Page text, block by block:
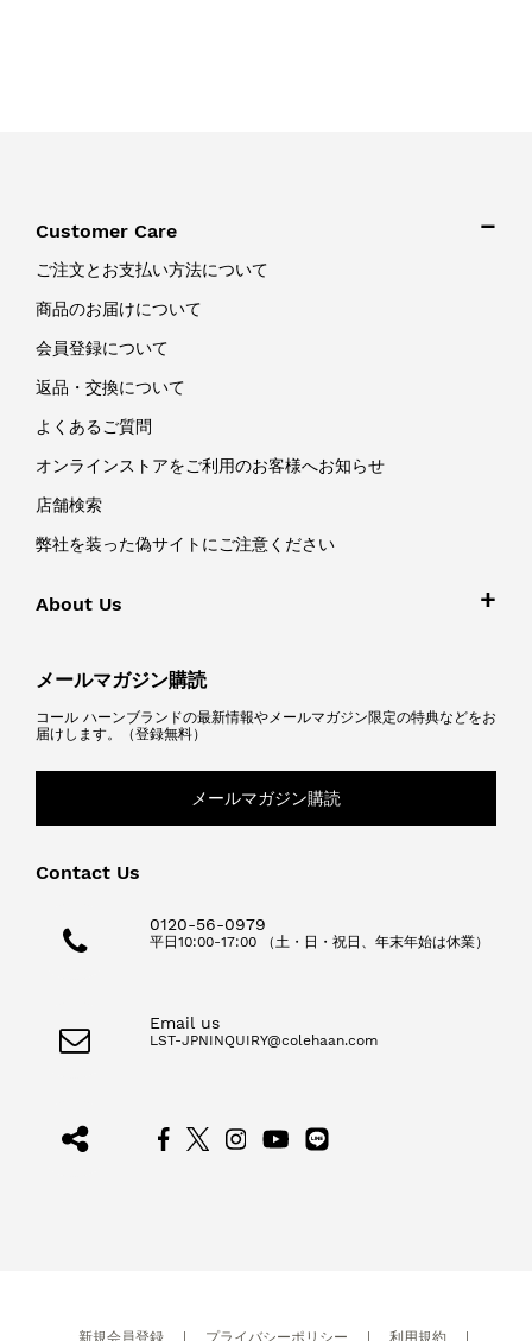
Customer Care
ご注文とお支払い方法について
商品のお届けについて
会員登録について
返品・交換について
よくあるご質問
オンラインストアをご利用のお客様へお知らせ
店舗検索
弊社を装った偽サイトにご注意ください
About Us
メールマガジン購読
コール ハーンブランドの最新情報やメールマガジン限定の特典などをお
届けします。（登録無料）
メールマガジン購読
Contact Us
0120-56-0979
平日10:00-17:00 （土・日・祝日、年末年始は休業）
Email us
LST-JPNINQUIRY@colehaan.com
新規会員登録 プライバシーポリシー 利用規約